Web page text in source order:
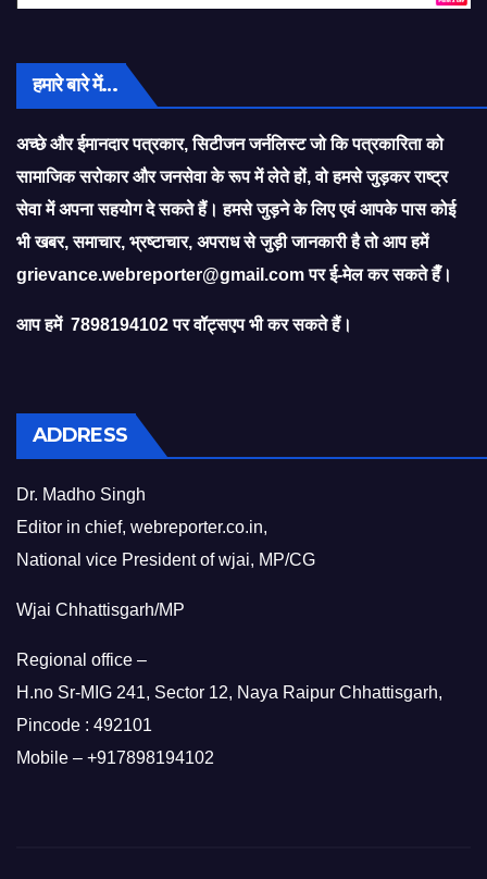
हमारे बारे में…
अच्छे और ईमानदार पत्रकार, सिटीजन जर्नलिस्ट जो कि पत्रकारिता को
सामाजिक सरोकार और जनसेवा के रूप में लेते हों, वो हमसे जुड़कर राष्ट्र
सेवा में अपना सहयोग दे सकते हैं। हमसे जुड़ने के लिए एवं आपके पास कोई
भी खबर, समाचार, भ्रष्टाचार, अपराध से जुड़ी जानकारी है तो आप हमें
grievance.webreporter@gmail.comपर ई-मेल कर सकते हैँ।
आप हमें 7898194102 पर वॉट्सएप भी कर सकते हैं।
ADDRESS
Dr. Madho Singh
Editor in chief, webreporter.co.in,
National vice President of wjai, MP/CG
Wjai Chhattisgarh/MP
Regional office –
H.no Sr-MIG 241, Sector 12, Naya Raipur Chhattisgarh,
Pincode : 492101
Mobile – +917898194102